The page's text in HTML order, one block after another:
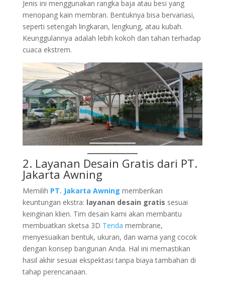
Jenis ini menggunakan rangka baja atau besi yang
menopang kain membran. Bentuknya bisa bervariasi,
seperti setengah lingkaran, lengkung, atau kubah.
Keunggulannya adalah lebih kokoh dan tahan terhadap
cuaca ekstrem.
2. Layanan Desain Gratis dari PT.
Jakarta Awning
Memilih PT. Jakarta Awning memberikan
keuntungan ekstra: layanan desain gratis sesuai
keinginan klien. Tim desain kami akan membantu
membuatkan sketsa 3D Tenda membrane,
menyesuaikan bentuk, ukuran, dan warna yang cocok
dengan konsep bangunan Anda. Hal ini memastikan
hasil akhir sesuai ekspektasi tanpa biaya tambahan di
tahap perencanaan.